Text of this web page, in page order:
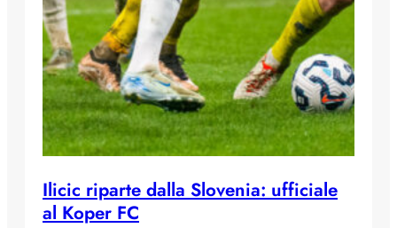
Ilicic riparte dalla Slovenia: ufficiale
al Koper FC